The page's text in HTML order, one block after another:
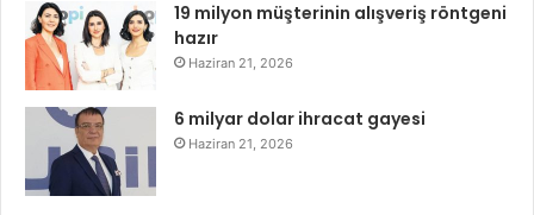
19 milyon müşterinin alışveriş röntgeni
hazır
Haziran 21, 2026
6 milyar dolar ihracat gayesi
Haziran 21, 2026